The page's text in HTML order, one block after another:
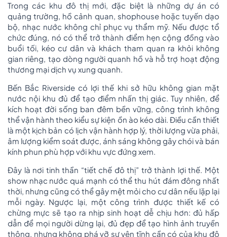
Trong các khu đô thị mới, đặc biệt là những dự án có
quảng trường, hồ cảnh quan, shophouse hoặc tuyến dạo
bộ, nhạc nước không chỉ phục vụ thẩm mỹ. Nếu được tổ
chức đúng, nó có thể trở thành điểm hẹn cộng đồng vào
buổi tối, kéo cư dân và khách tham quan ra khỏi không
gian riêng, tạo dòng người quanh hồ và hỗ trợ hoạt động
thương mại dịch vụ xung quanh.
Bến Bắc Riverside có lợi thế khi sở hữu không gian mặt
nước nội khu đủ để tạo điểm nhấn thị giác. Tuy nhiên, để
kích hoạt đời sống ban đêm bền vững, công trình không
thể vận hành theo kiểu sự kiện ồn ào kéo dài. Điều cần thiết
là một kịch bản có lịch vận hành hợp lý, thời lượng vừa phải,
âm lượng kiểm soát được, ánh sáng không gây chói và bán
kính phun phù hợp với khu vực đứng xem.
Đây là nơi tinh thần “tiết chế đô thị” trở thành lợi thế. Một
show nhạc nước quá mạnh có thể thu hút đám đông nhất
thời, nhưng cũng có thể gây mệt mỏi cho cư dân nếu lặp lại
mỗi ngày. Ngược lại, một công trình được thiết kế có
chừng mực sẽ tạo ra nhịp sinh hoạt dễ chịu hơn: đủ hấp
dẫn để mọi người dừng lại, đủ đẹp để tạo hình ảnh truyền
thông, nhưng không phá vỡ sự yên tĩnh cần có của khu đô